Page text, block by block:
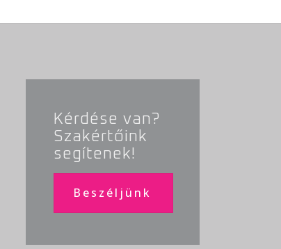
Kérdése van?
Szakértőink
segítenek!
Beszéljünk